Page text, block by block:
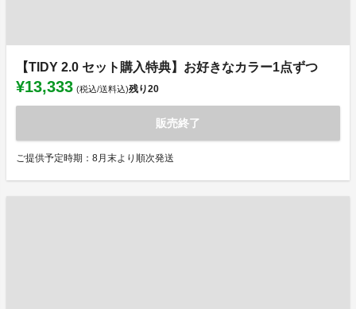
【TIDY 2.0 セット購入特典】お好きなカラー1点ずつ
¥13,333 (税込/送料込)残り20
販売終了
ご提供予定時期：8月末より順次発送